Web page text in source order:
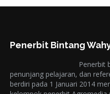
Penerbit Bintang
Penerbit
penunjang pelajaran, dan
berdiri pada 1 Januari 2014